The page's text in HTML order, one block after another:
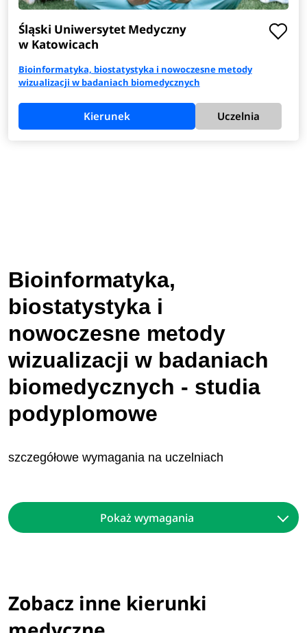
Śląski Uniwersytet Medyczny
w Katowicach
Bioinformatyka, biostatystyka i nowoczesne metody
wizualizacji w bada​​niach biomedycznych
Kierunek Uczelnia
Bioinformatyka,
biostatystyka i
nowoczesne metody
wizualizacji w bada​​niach
biomedycznych - studia
podyplomowe
szczegółowe wymagania na uczelniach
Pokaż wymagania
Zobacz inne kierunki